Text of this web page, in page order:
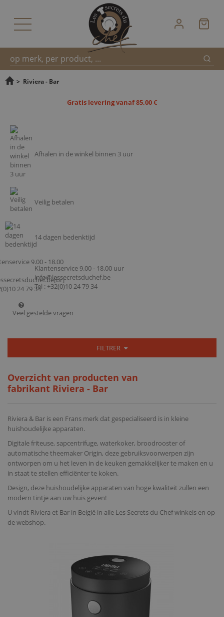
Snel
> Riviera - Bar
Gratis levering vanaf 85,00 €
Afhalen in de winkel binnen 3 uur
Veilig betalen
14 dagen bedenktijd
Klantenservice 9.00 - 18.00 uur
info@lessecretsduchef.be
Tel : +32(0)10 24 79 34
Veel gestelde vragen
FILTRER
Overzicht van producten van
fabrikant Riviera - Bar
Riviera & Bar is een Frans merk dat gespecialiseerd is in kleine
huishoudelijke apparaten.
Digitale friteuse, sapcentrifuge, waterkoker, broodrooster of
automatische theemaker Origin, deze gebruiksvoorwerpen zijn
ontworpen om u het leven in de keuken gemakkelijker te maken en u
in staat te stellen efficiënter te koken.
Design, deze huishoudelijke apparaten van hoge kwaliteit zullen een
modern tintje aan uw huis geven!
U vindt Riviera et Bar in België in alle Les Secrets du Chef winkels en op
de webshop.